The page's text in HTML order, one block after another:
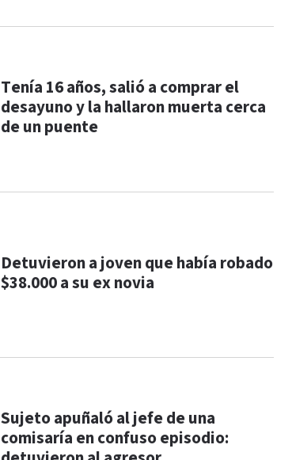
Tenía 16 años, salió a comprar el
desayuno y la hallaron muerta cerca
de un puente
Detuvieron a joven que había robado
$38.000 a su ex novia
Sujeto apuñaló al jefe de una
comisaría en confuso episodio: